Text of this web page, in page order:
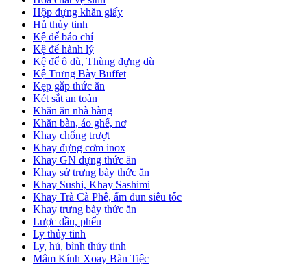
Hộp đựng khăn giấy
Hủ thủy tinh
Kệ để báo chí
Kệ để hành lý
Kệ để ô dù, Thùng đựng dù
Kệ Trưng Bày Buffet
Kẹp gắp thức ăn
Két sắt an toàn
Khăn ăn nhà hàng
Khăn bàn, áo ghế, nơ
Khay chống trượt
Khay đựng cơm inox
Khay GN đựng thức ăn
Khay sứ trưng bày thức ăn
Khay Sushi, Khay Sashimi
Khay Trà Cà Phê, ấm đun siêu tốc
Khay trưng bày thức ăn
Lược dầu, phểu
Ly thủy tinh
Ly, hủ, bình thủy tinh
Mâm Kính Xoay Bàn Tiệc